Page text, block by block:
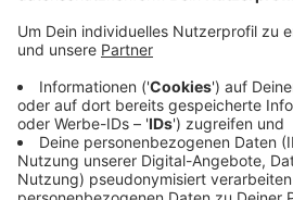
Anzeige
An allen Tagen sind Festzelt und
Veranstaltungsgelände
immer am Sonntag der